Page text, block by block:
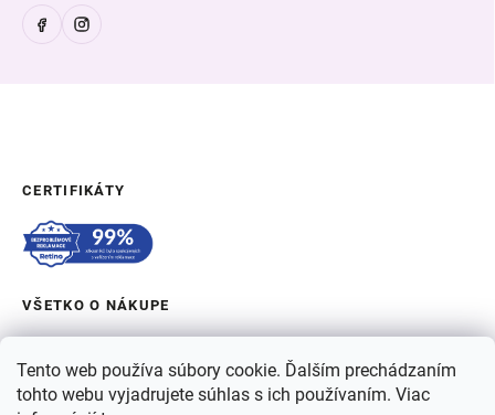
Tento web používa súbory cookie. Ďalším prechádzaním
tohto webu vyjadrujete súhlas s ich používaním. Viac
CERTIFIKÁTY
VŠETKO O NÁKUPE
OBJEDNÁVKA A DOPRAVA